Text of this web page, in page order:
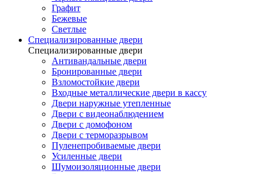
Графит
Бежевые
Светлые
Специализированные двери
Специализированные двери
Антивандальные двери
Бронированные двери
Взломостойкие двери
Входные металлические двери в кассу
Двери наружные утепленные
Двери с видеонаблюдением
Двери с домофоном
Двери с терморазрывом
Пуленепробиваемые двери
Усиленные двери
Шумоизоляционные двери